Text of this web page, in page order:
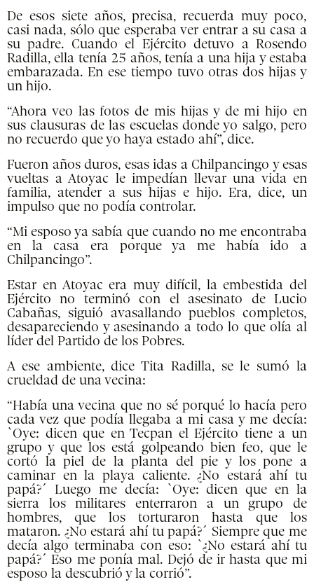
De esos siete años, precisa, recuerda muy poco,
casi nada, sólo que esperaba ver entrar a su casa a
su padre. Cuando el Ejército detuvo a Rosendo
Radilla, ella tenía 25 años, tenía a una hija y estaba
embarazada. En ese tiempo tuvo otras dos hijas y
un hijo.
“Ahora veo las fotos de mis hijas y de mi hijo en
sus clausuras de las escuelas donde yo salgo, pero
no recuerdo que yo haya estado ahí”, dice.
Fueron años duros, esas idas a Chilpancingo y esas
vueltas a Atoyac le impedían llevar una vida en
familia, atender a sus hijas e hijo. Era, dice, un
impulso que no podía controlar.
“Mi esposo ya sabía que cuando no me encontraba
en la casa era porque ya me había ido a
Chilpancingo”.
Estar en Atoyac era muy difícil, la embestida del
Ejército no terminó con el asesinato de Lucio
Cabañas, siguió avasallando pueblos completos,
desapareciendo y asesinando a todo lo que olía al
líder del Partido de los Pobres.
A ese ambiente, dice Tita Radilla, se le sumó la
crueldad de una vecina:
“Había una vecina que no sé porqué lo hacía pero
cada vez que podía llegaba a mi casa y me decía:
`Oye: dicen que en Tecpan el Ejército tiene a un
grupo y que los está golpeando bien feo, que le
cortó la piel de la planta del pie y los pone a
caminar en la playa caliente. ¿No estará ahí tu
papá?´ Luego me decía: `Oye: dicen que en la
sierra los militares enterraron a un grupo de
hombres, que los torturaron hasta que los
mataron. ¿No estará ahí tu papá?´ Siempre que me
decía algo terminaba con eso: `¿No estará ahí tu
papá?´ Eso me ponía mal. Dejó de ir hasta que mi
esposo la descubrió y la corrió”.